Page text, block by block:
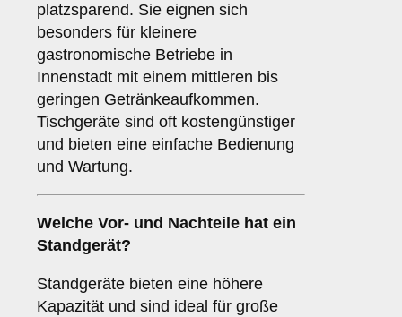
platzsparend. Sie eignen sich
besonders für kleinere
gastronomische Betriebe in
Innenstadt mit einem mittleren bis
geringen Getränkeaufkommen.
Tischgeräte sind oft kostengünstiger
und bieten eine einfache Bedienung
und Wartung.
Welche Vor- und Nachteile hat ein
Standgerät?
Standgeräte bieten eine höhere
Kapazität und sind ideal für große